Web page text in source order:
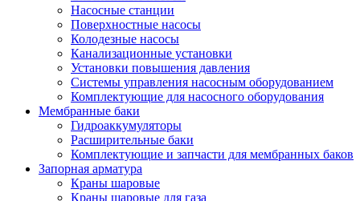
Насосные станции
Поверхностные насосы
Колодезные насосы
Канализационные установки
Установки повышения давления
Системы управления насосным оборудованием
Комплектующие для насосного оборудования
Мембранные баки
Гидроаккумуляторы
Расширительные баки
Комплектующие и запчасти для мембранных баков
Запорная арматура
Краны шаровые
Краны шаровые для газа